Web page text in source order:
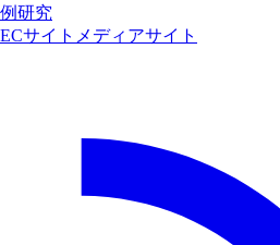
例研究
ECサイト メディアサイト